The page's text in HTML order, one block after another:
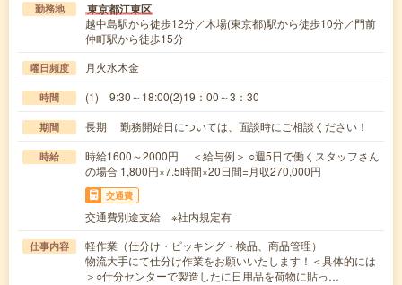
勤務地 東京都江東区
越中島駅から徒歩12分／木場(東京都)駅から徒歩10分／門前
仲町駅から徒歩15分
曜日頻度 月火水木金
時間 (1) 9:30～18:00(2)19：00～3：30
期間 長期 勤務開始日については、面談時にご相談ください！
時給
時給1600～2000円 ＜給与例＞ ○週5日で働くスタッフさん
の場合 1,800円×7.5時間×20日間=月収270,000円
交通費
交通費別途支給 ※社内規定有
仕事内容
軽作業（仕分け・ピッキング・検品、商品管理）
物流大手にて仕分け作業をお願いいたします！＜具体的には
＞○仕分センターで製造したに日用品を荷物に貼っ…